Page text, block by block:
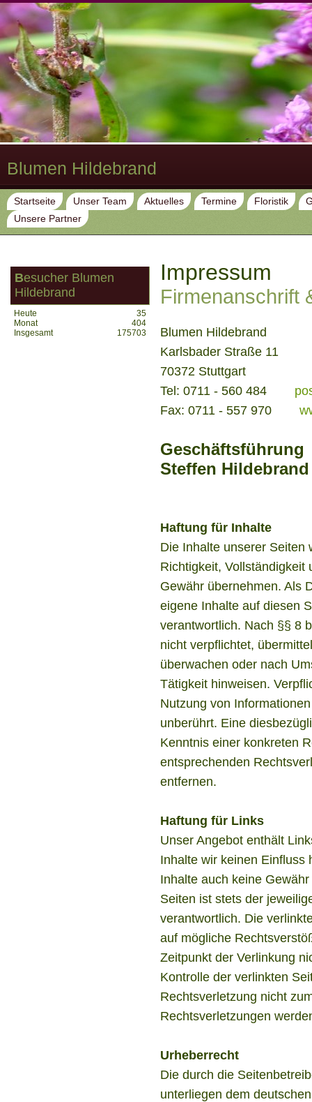
Blumen Hildebrand
Startseite Unser Team Aktuelles Termine Floristik
Unsere Partner
Besucher Blumen
Hildebrand
Heute
35
Monat
404
Insgesamt
175703
Impressum
Firmenanschrift
Blumen Hildebrand
Karlsbader Straße 11
70372 Stuttgart
Tel: 0711 - 560 484
Fax: 0711 - 557 970
Geschäftsführung
Steffen Hildebrand
Haftung für Inhalte
Die Inhalte unserer Seiten
Richtigkeit, Vollständigkeit
Gewähr übernehmen. Als
eigene Inhalte auf diesen
verantwortlich. Nach §§ 8
nicht verpflichtet,
überwachen oder nach
Tätigkeit hinweisen.
Nutzung von
unberührt. Eine
Kenntnis einer konkreten
entsprechenden
entfernen.
Haftung für Links
Unser Angebot enthält
Inhalte wir keinen Einfluss
Inhalte auch keine
Seiten ist stets der
verantwortlich. Die
auf mögliche
Zeitpunkt der Verlinkung
Kontrolle der verlinkten
Rechtsverletzung nicht
Rechtsverletzungen
Urheberrecht
Die durch die
unterliegen dem